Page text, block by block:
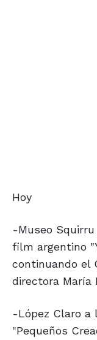
Hoy
-Museo
film argentino
continuando el
directora María
-López Claro a
"Pequeños